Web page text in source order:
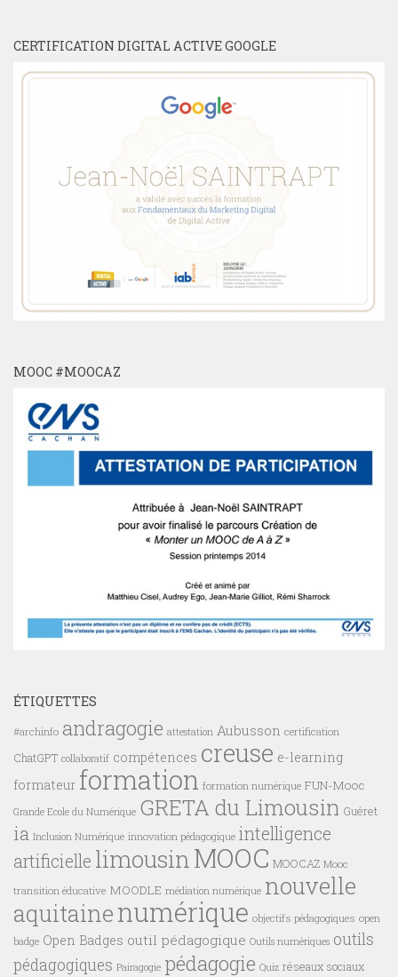
CERTIFICATION DIGITAL ACTIVE GOOGLE
MOOC #MOOCAZ
ÉTIQUETTES
#archinfo andragogie attestation Aubusson certification
ChatGPT collaboratif compétences creuse e-learning
formateur formation formation numérique FUN-Mooc
Grande Ecole du Numérique GRETA du Limousin Guéret
ia Inclusion Numérique innovation pédagogique intelligence
artificielle limousinMOOC MOOCAZ Mooc
transition éducative MOODLE médiation numérique nouvelle
aquitainenumérique objectifs pédagogiques open
badge Open Badges outil pédagogique Outils numériques outils
pédagogiques Pairagogie pédagogie Quiz réseaux sociaux